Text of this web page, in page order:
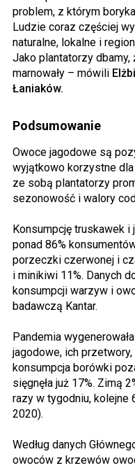
problem, z którym
Ludzie coraz częściej
naturalne, lokalne i
Jako plantatorzy
marnowały – mówili
Łaniaków.
Podsumowanie
Owoce jagodowe są
wyjątkowo korzystne dla
ze sobą plantatorzy
sezonowość i walory
Konsumpcję truskawek
ponad 86%
porzeczki czerwonej i
i minikiwi 11%. Danych
konsumpcji warzyw i
badawczą Kantar.
Pandemia
jagodowe, ich
konsumpcja borówki
sięgnęła już 17%. Zimą
razy w tygodniu, kolejne
2020).
Według danych
owoców z krzewów